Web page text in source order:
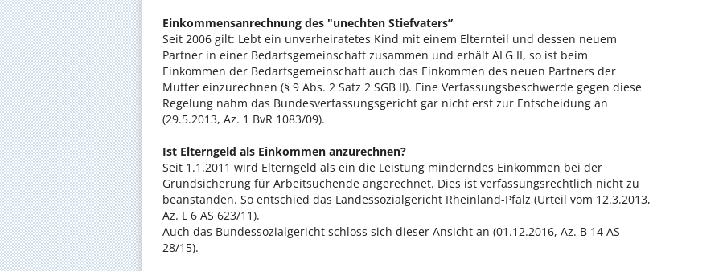
Einkommensanrechnung des "unechten Stiefvaters”
Seit 2006 gilt: Lebt ein unverheiratetes Kind mit einem Elternteil und dessen neuem
Partner in einer Bedarfsgemeinschaft zusammen und erhält ALG II, so ist beim
Einkommen der Bedarfsgemeinschaft auch das Einkommen des neuen Partners der
Mutter einzurechnen (§ 9 Abs. 2 Satz 2 SGB II). Eine Verfassungsbeschwerde gegen diese
Regelung nahm das Bundesverfassungsgericht gar nicht erst zur Entscheidung an
(29.5.2013, Az. 1 BvR 1083/09).
Ist Elterngeld als Einkommen anzurechnen?
Seit 1.1.2011 wird Elterngeld als ein die Leistung minderndes Einkommen bei der
Grundsicherung für Arbeitsuchende angerechnet. Dies ist verfassungsrechtlich nicht zu
beanstanden. So entschied das Landessozialgericht Rheinland-Pfalz (Urteil vom 12.3.2013,
Az. L 6 AS 623/11).
Auch das Bundessozialgericht schloss sich dieser Ansicht an (01.12.2016, Az. B 14 AS
28/15).